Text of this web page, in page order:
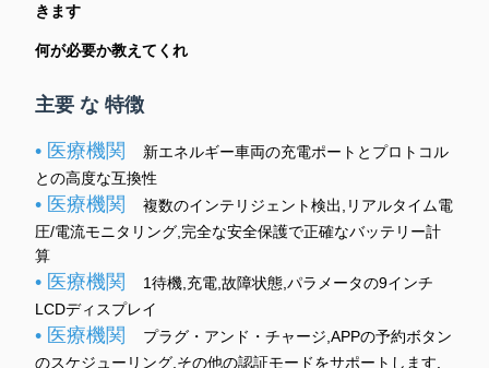
きます
何が必要か教えてくれ
主要 な 特徴
• 医療機関
新エネルギー車両の充電ポートとプロトコル
との高度な互換性
• 医療機関
複数のインテリジェント検出,リアルタイム電
圧/電流モニタリング,完全な安全保護で正確なバッテリー計
算
• 医療機関
1待機,充電,故障状態,パラメータの9インチ
LCDディスプレイ
• 医療機関
プラグ・アンド・チャージ,APPの予約ボタン
のスケジューリング,その他の認証モードをサポートします.